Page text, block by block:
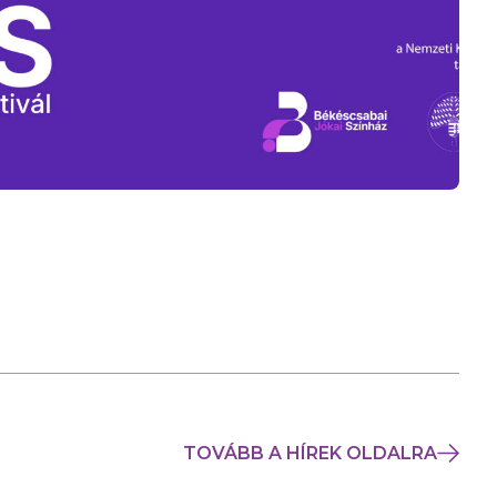
TOVÁBB A HÍREK OLDALRA